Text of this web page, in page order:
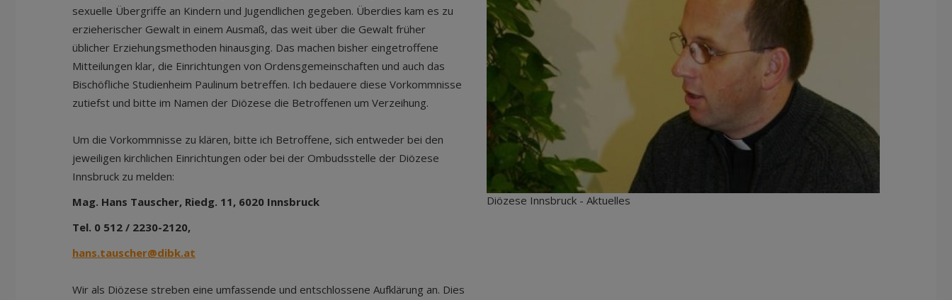
sexuelle Übergriffe an Kindern und Jugendlichen gegeben. Überdies kam es zu
erzieherischer Gewalt in einem Ausmaß, das weit über die Gewalt früher
üblicher Erziehungsmethoden hinausging. Das machen bisher eingetroffene
Mitteilungen klar, die Einrichtungen von Ordensgemeinschaften und auch das
Bischöfliche Studienheim Paulinum betreffen. Ich bedauere diese Vorkommnisse
zutiefst und bitte im Namen der Diözese die Betroffenen um Verzeihung.
Um die Vorkommnisse zu klären, bitte ich Betroffene, sich entweder bei den
jeweiligen kirchlichen Einrichtungen oder bei der Ombudsstelle der Diözese
Innsbruck zu melden:
Mag. Hans Tauscher, Riedg. 11, 6020 Innsbruck
Tel. 0 512 / 2230-2120,
hans.tauscher@dibk.at
Wir als Diözese streben eine umfassende und entschlossene Aufklärung an. Dies
Diözese Innsbruck - Aktuelles